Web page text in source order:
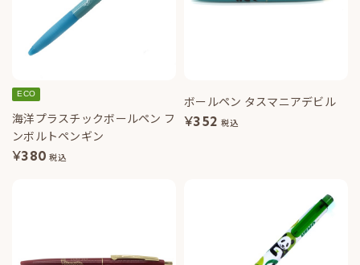
ECO
海洋プラスチックボールペン フ
ンボルトペンギン
¥380 税込
ボールペン タスマニアデビル
¥352 税込